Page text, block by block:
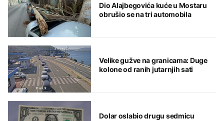
Dio Alajbegovića kuće u Mostaru
obrušio se na tri automobila
Velike gužve na granicama: Duge
kolone od ranih jutarnjih sati
Dolar oslabio drugu sedmicu